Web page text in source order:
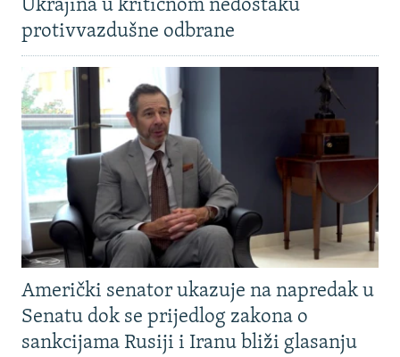
Ukrajina u kritičnom nedostaku
protivvazdušne odbrane
Američki senator ukazuje na napredak u
Senatu dok se prijedlog zakona o
sankcijama Rusiji i Iranu bliži glasanju